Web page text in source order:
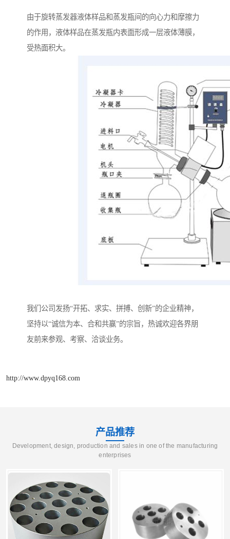
由于旋转蒸发器液体样品和蒸发瓶间的向心力和摩擦力
的作用，液体样品在蒸发瓶内表面形成一层液体薄膜，
受热面积大。
我们公司发扬“开拓、求实、拼搏、创新”的企业精神，
坚持以“诚信为本、合和共赢”的宗旨，热诚欢迎各界朋
友前来参观、考察、洽谈业务。
http://www.dpyq168.com
产品推荐
Development, design, production and sales in one of the manufacturing
enterprises